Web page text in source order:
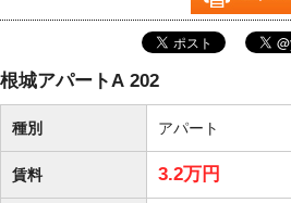
根城アパートA 202
種別 アパート
賃料 3.2万円